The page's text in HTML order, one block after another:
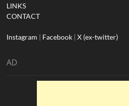
LINKS
CONTACT
Instagram | Facebook |X (ex-twitter)
AD